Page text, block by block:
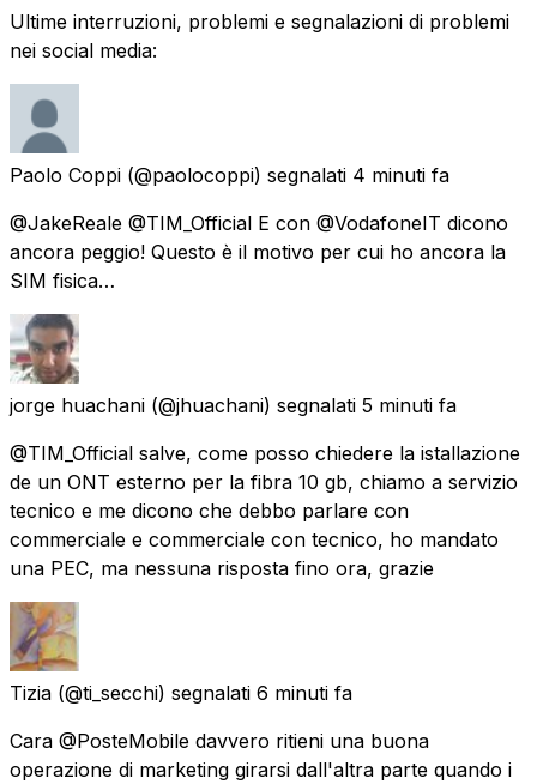
Ultime interruzioni, problemi e segnalazioni di problemi
nei social media:
Paolo Coppi (@paolocoppi) segnalati 4 minuti fa
@JakeReale @TIM_Official E con @VodafoneIT dicono
ancora peggio! Questo è il motivo per cui ho ancora la
SIM fisica…
jorge huachani (@jhuachani) segnalati 5 minuti fa
@TIM_Official salve, come posso chiedere la istallazione
de un ONT esterno per la fibra 10 gb, chiamo a servizio
tecnico e me dicono che debbo parlare con
commerciale e commerciale con tecnico, ho mandato
una PEC, ma nessuna risposta fino ora, grazie
Tizia (@ti_secchi) segnalati 6 minuti fa
Cara @PosteMobile davvero ritieni una buona
operazione di marketing girarsi dall'altra parte quando i